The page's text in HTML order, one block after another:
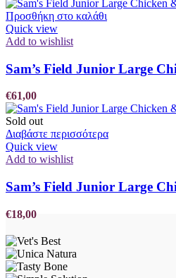
Προσθήκη στο καλάθι
Quick view
Add to wishlist
Sam’s Field Junior Large
€61,00
Sold out
Διαβάστε περισσότερα
Quick view
Add to wishlist
Sam’s Field Junior Large
€18,00